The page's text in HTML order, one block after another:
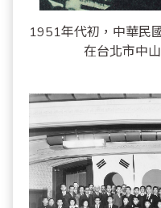
1951年代初，中華民
在台北市中